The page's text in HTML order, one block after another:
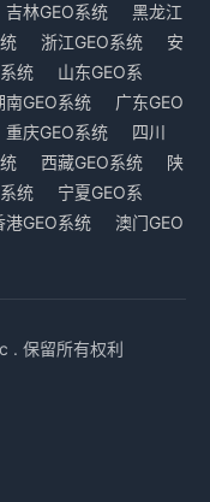
吉林GEO系统
黑龙江
浙江GEO系统
安
统
山东GEO系
南GEO系统
广东GEO
重庆GEO系统
四川
西藏GEO系统
陕
统
宁夏GEO系
港GEO系统
澳门GEO
. 保留所有权利